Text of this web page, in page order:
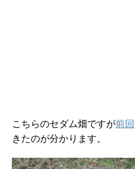
こちらのセダム畑ですが前回
きたのが分かります。